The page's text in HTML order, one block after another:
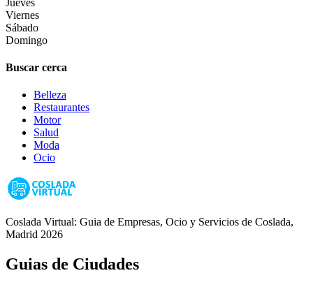
Viernes
Sábado
Domingo
Buscar cerca
Belleza
Restaurantes
Motor
Salud
Moda
Ocio
Coslada Virtual: Guia de Empresas, Ocio y Servicios de Coslada,
Madrid 2026
Guias de Ciudades